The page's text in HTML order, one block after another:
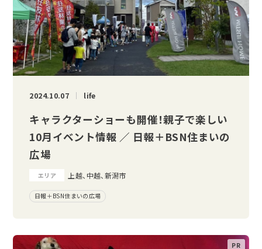
2024.10.07 life
キャラクターショーも開催！親子で楽しい
10月イベント情報 ／ 日報＋BSN住まいの
広場
エリア 上越、中越、新潟市
日報＋BSN住まいの広場